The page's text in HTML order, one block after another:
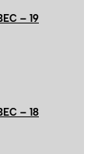
– 19
– 18